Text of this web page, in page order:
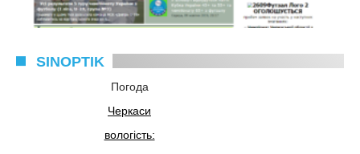
SINOPTIK
Погода
Черкаси
вологість: